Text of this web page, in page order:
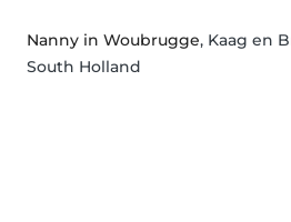
Nanny in Woubrugge, Kaag en
South Holland